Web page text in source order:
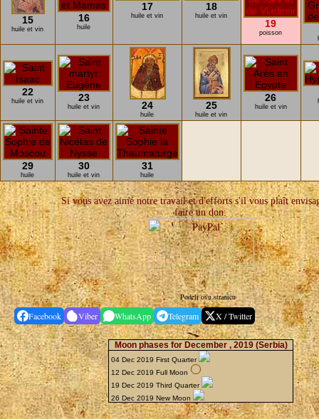
15
huile et vin
16
huile
17
huile et vin
18
huile et vin
19
poisson
22
huile et vin 23
huile et vin 24
huile
25
huile et vin
26
huile et vin
29
huile
30
huile et vin
31
huile
Si vous avez aimé notre travail et d'efforts s'il vous plaît
faire un don:
Podeli ovu stranicu
Facebook Viber WhatsApp Telegram X / Twitter
Moon phases for December , 2019(Serbia)
04 Dec 2019 First Quarter
12 Dec 2019 Full Moon
19 Dec 2019 Third Quarter
26 Dec 2019 New Moon